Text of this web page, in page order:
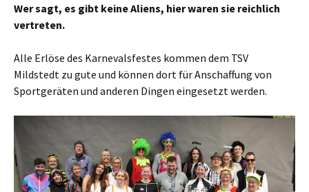
Wer sagt, es gibt keine Aliens, hier waren sie reichlich
vertreten.
Alle Erlöse des Karnevalsfestes kommen dem TSV
Mildstedt zu gute und können dort für Anschaffung von
Sportgeräten und anderen Dingen eingesetzt werden.